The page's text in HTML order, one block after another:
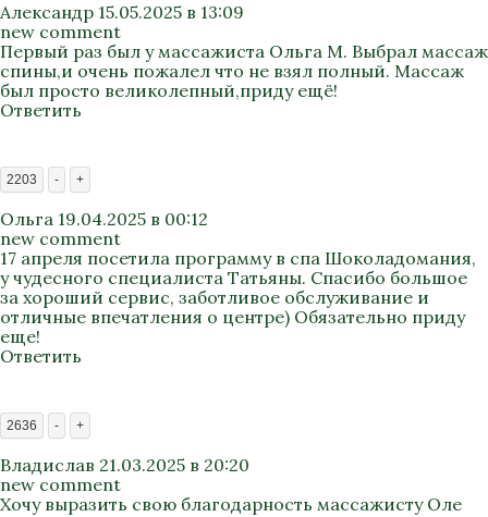
Александр 15.05.2025 в 13:09
new comment
Первый раз был у массажиста Ольга М. Выбрал массаж
спины,и очень пожалел что не взял полный. Массаж
был просто великолепный,приду ещё!
Ответить
2203 - +
Ольга 19.04.2025 в 00:12
new comment
17 апреля посетила программу в спа Шоколадомания,
у чудесного специалиста Татьяны. Спасибо большое
за хороший сервис, заботливое обслуживание и
отличные впечатления о центре) Обязательно приду
еще!
Ответить
2636 - +
Владислав 21.03.2025 в 20:20
new comment
Хочу выразить свою благодарность массажисту Оле